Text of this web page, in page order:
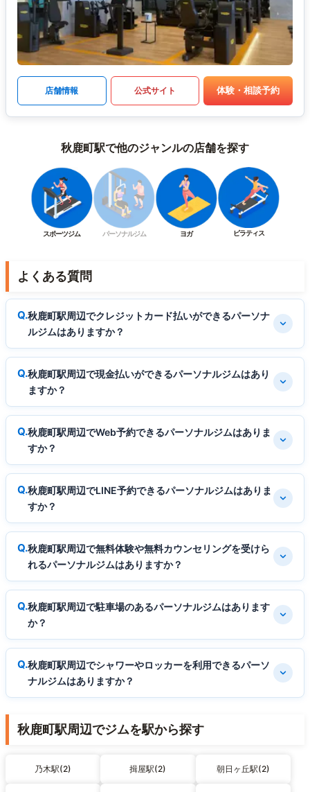
店舗情報 公式サイト 体験・相談予約
秋鹿町駅で他のジャンルの店舗を探す
スポーツジム パーソナルジム ヨガ ピラティス
よくある質問
秋鹿町駅周辺でクレジットカード払いができるパーソナ
ルジムはありますか？
秋鹿町駅周辺で現金払いができるパーソナルジムはあり
ますか？
秋鹿町駅周辺でWeb予約できるパーソナルジムはありま
すか？
秋鹿町駅周辺でLINE予約できるパーソナルジムはありま
すか？
秋鹿町駅周辺で無料体験や無料カウンセリングを受けら
れるパーソナルジムはありますか？
秋鹿町駅周辺で駐車場のあるパーソナルジムはあります
か？
秋鹿町駅周辺でシャワーやロッカーを利用できるパーソ
ナルジムはありますか？
秋鹿町駅周辺でジムを駅から探す
乃木駅(2) 揖屋駅(2) 朝日ヶ丘駅(2)